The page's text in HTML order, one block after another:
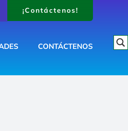
¡Contáctenos!
CONTÁCTENOS